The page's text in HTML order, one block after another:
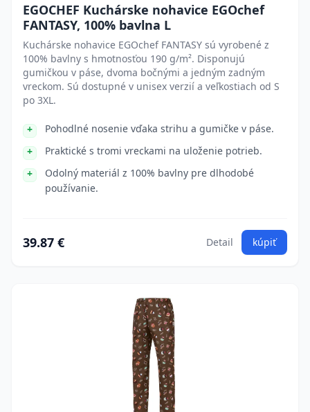
EGOCHEF Kuchárske nohavice EGOchef
FANTASY, 100% bavlna L
Kuchárske nohavice EGOchef FANTASY sú vyrobené z
100% bavlny s hmotnosťou 190 g/m². Disponujú
gumičkou v páse, dvoma bočnými a jedným zadným
vreckom. Sú dostupné v unisex verzií a veľkostiach od S
po 3XL.
Pohodlné nosenie vďaka strihu a gumičke v páse.
Praktické s tromi vreckami na uloženie potrieb.
Odolný materiál z 100% bavlny pre dlhodobé
používanie.
39.87 € Detail kúpiť